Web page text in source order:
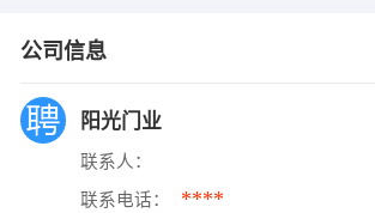
公司信息
阳光门业
联系人：
联系电话： ****